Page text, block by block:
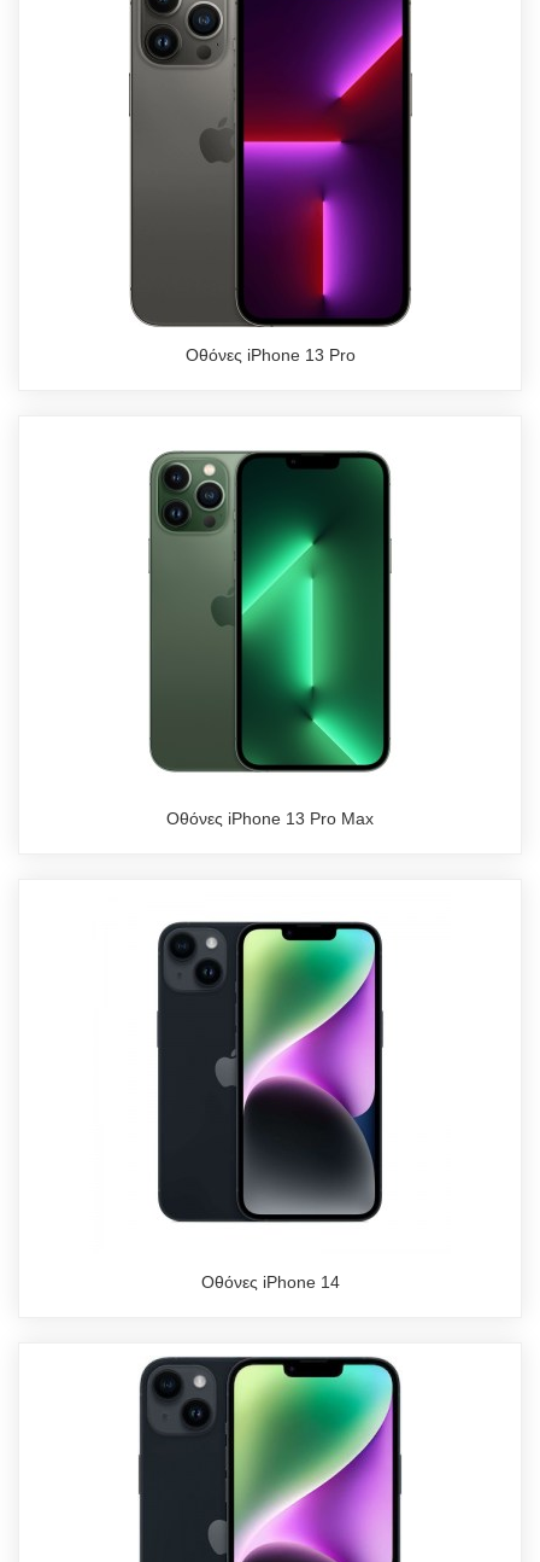
Οθόνες iPhone 13 Pro
Οθόνες iPhone 13 Pro Max
Οθόνες iPhone 14